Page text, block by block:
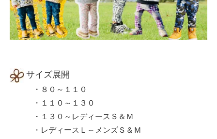
サイズ展開
・８０～１１０
・１１０～１３０
・１３０～レディースＳ＆Ｍ
・レディースＬ～メンズＳ＆Ｍ